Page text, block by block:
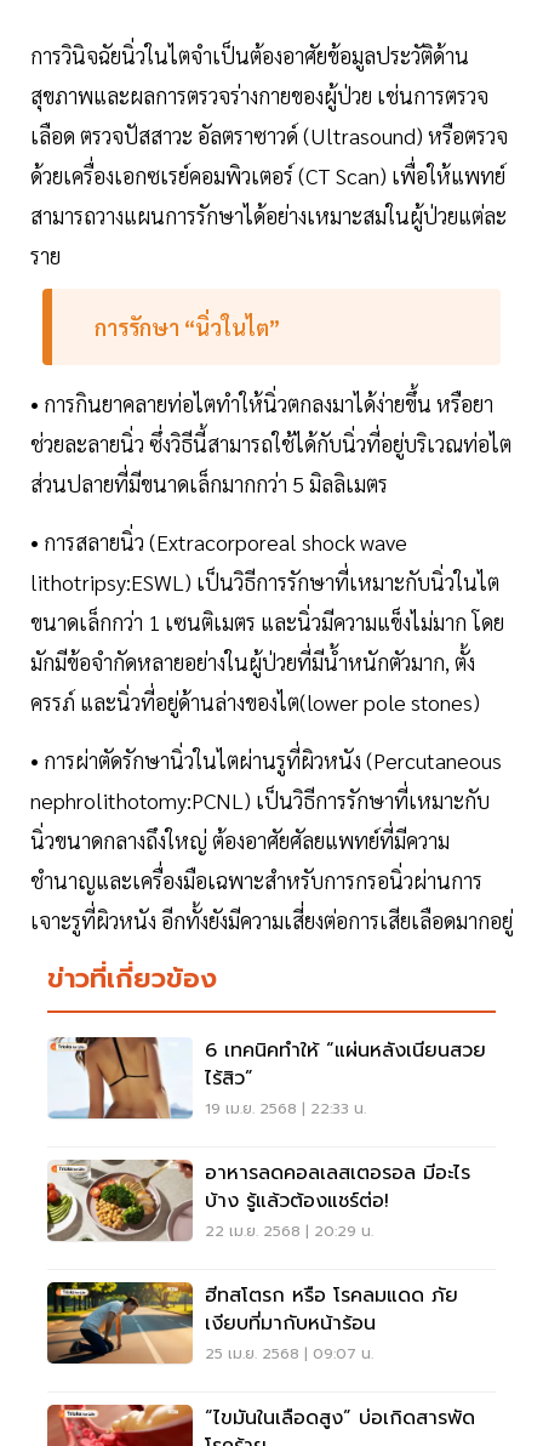
การวินิจฉัยนิ่วในไตจำเป็นต้องอาศัยข้อมูลประวัติด้าน
สุขภาพและผลการตรวจร่างกายของผู้ป่วย เช่นการตรวจ
เลือด ตรวจปัสสาวะ อัลตราซาวด์ (Ultrasound) หรือตรวจ
ด้วยเครื่องเอกซเรย์คอมพิวเตอร์ (CT Scan) เพื่อให้แพทย์
สามารถวางแผนการรักษาได้อย่างเหมาะสมในผู้ป่วยแต่ละ
ราย
การรักษา “นิ่วในไต”
• การกินยาคลายท่อไตทำให้นิ่วตกลงมาได้ง่ายขึ้น หรือยา
ช่วยละลายนิ่ว ซึ่งวิธีนี้สามารถใช้ได้กับนิ่วที่อยู่บริเวณท่อไต
ส่วนปลายที่มีขนาดเล็กมากกว่า 5 มิลลิเมตร
• การสลายนิ่ว (Extracorporeal shock wave
lithotripsy:ESWL) เป็นวิธีการรักษาที่เหมาะกับนิ่วในไต
ขนาดเล็กกว่า 1 เซนติเมตร และนิ่วมีความแข็งไม่มาก โดย
มักมีข้อจำกัดหลายอย่างในผู้ป่วยที่มีน้ำหนักตัวมาก, ตั้ง
ครรภ์ และนิ่วที่อยู่ด้านล่างของไต(lower pole stones)
• การผ่าตัดรักษานิ่วในไตผ่านรูที่ผิวหนัง (Percutaneous
nephrolithotomy:PCNL) เป็นวิธีการรักษาที่เหมาะกับ
นิ่วขนาดกลางถึงใหญ่ ต้องอาศัยศัลยแพทย์ที่มีความ
ชำนาญและเครื่องมือเฉพาะสำหรับการกรอนิ่วผ่านการ
เจาะรูที่ผิวหนัง อีกทั้งยังมีความเสี่ยงต่อการเสียเลือดมากอยู่
ข่าวที่เกี่ยวข้อง
6 เทคนิคทำให้ “แผ่นหลังเนียนสวย
ไร้สิว”
19 เม.ย. 2568 | 22:33 น.
อาหารลดคอลเลสเตอรอล มีอะไร
บ้าง รู้แล้วต้องแชร์ต่อ!
22 เม.ย. 2568 | 20:29 น.
ฮีทสโตรก หรือ โรคลมแดด ภัย
เงียบที่มากับหน้าร้อน
25 เม.ย. 2568 | 09:07 น.
“ไขมันในเลือดสูง” บ่อเกิดสารพัด